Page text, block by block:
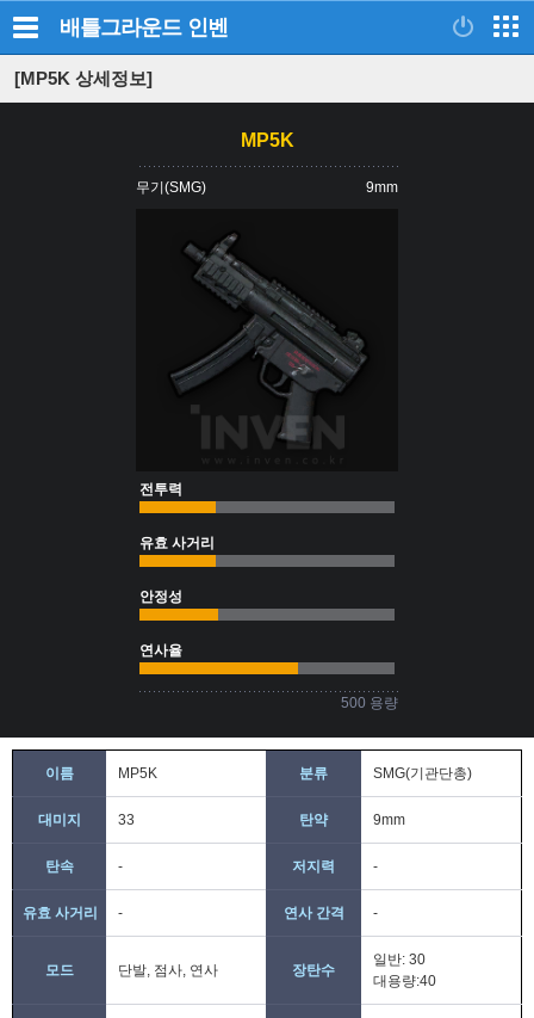
배틀그라운드 인벤
[MP5K 상세정보]
MP5K
무기(SMG) 9mm
전투력
유효 사거리
안정성
연사율
500 용량
이름 MP5K 분류 SMG(기관단총)
대미지 33 탄약 9mm
탄속 - 저지력 -
유효 사거리 - 연사 간격 -
모드 단발, 점사, 연사 장탄수
일반: 30
대용량:40